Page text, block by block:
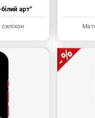
арт"